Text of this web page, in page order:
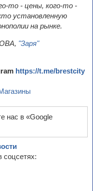
то - цены, кого-то -
установленную
на рынке.
"Заря"
https://t.me/brestcity
нас в «Google
соцсетях: